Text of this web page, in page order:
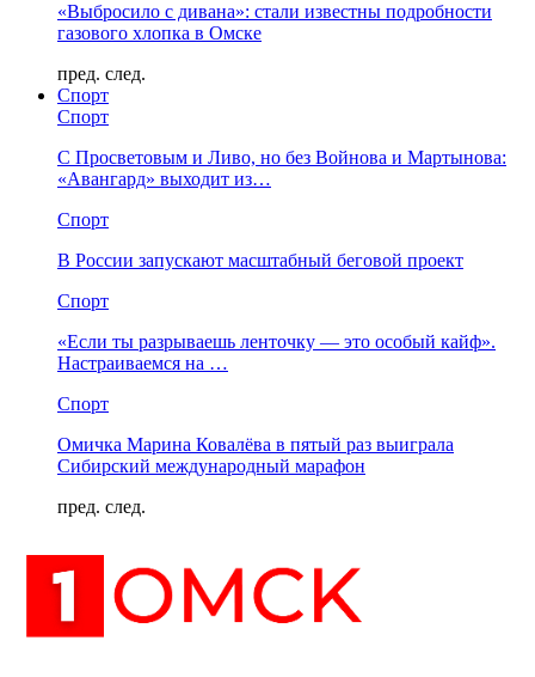
«Выбросило с дивана»: стали известны подробности
газового хлопка в Омске
пред. след.
Спорт
Спорт
С Просветовым и Ливо, но без Войнова и Мартынова:
«Авангард» выходит из…
Спорт
В России запускают масштабный беговой проект
Спорт
«Если ты разрываешь ленточку — это особый кайф».
Настраиваемся на …
Спорт
Омичка Марина Ковалёва в пятый раз выиграла
Сибирский международный марафон
пред. след.